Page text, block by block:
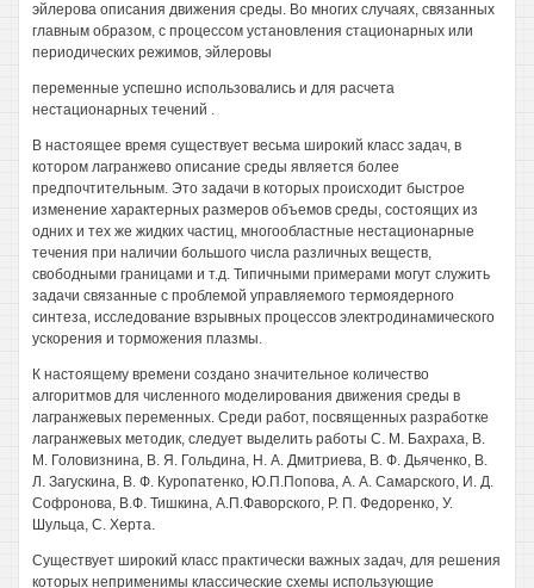
эйлерова описания движения среды. Во многих случаях, связанных
главным образом, с процессом установления стационарных или
периодических режимов, эйлеровы
переменные успешно использовались и для расчета
нестационарных течений .
В настоящее время существует весьма широкий класс задач, в
котором лагранжево описание среды является более
предпочтительным. Это задачи в которых происходит быстрое
изменение характерных размеров объемов среды, состоящих из
одних и тех же жидких частиц, многообластные нестационарные
течения при наличии большого числа различных веществ,
свободными границами и т.д. Типичными примерами могут служить
задачи связанные с проблемой управляемого термоядерного
синтеза, исследование взрывных процессов электродинамического
ускорения и торможения плазмы.
К настоящему времени создано значительное количество
алгоритмов для численного моделирования движения среды в
лагранжевых переменных. Среди работ, посвященных разработке
лагранжевых методик, следует выделить работы С. М. Бахраха, В.
М. Головизнина, В. Я. Гольдина, Н. А. Дмитриева, В. Ф. Дьяченко, В.
Л. Загускина, В. Ф. Куропатенко, Ю.П.Попова, А. А. Самарского, И. Д.
Софронова, В.Ф. Тишкина, А.П.Фаворского, Р. П. Федоренко, У.
Шульца, С. Херта.
Существует широкий класс практически важных задач, для решения
которых неприменимы классические схемы использующие